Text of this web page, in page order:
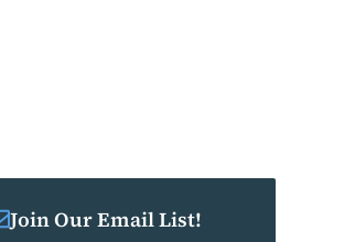
Join Our Email List!